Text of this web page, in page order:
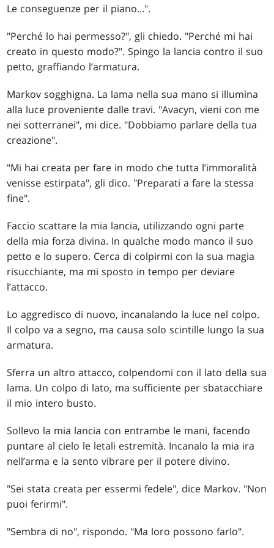
Le conseguenze per il piano...".
"Perché lo hai permesso?", gli chiedo. "Perché mi hai
creato in questo modo?". Spingo la lancia contro il suo
petto, graffiando l’armatura.
Markov sogghigna. La lama nella sua mano si illumina
alla luce proveniente dalle travi. "Avacyn, vieni con me
nei sotterranei", mi dice. "Dobbiamo parlare della tua
creazione".
"Mi hai creata per fare in modo che tutta l’immoralità
venisse estirpata", gli dico. "Preparati a fare la stessa
fine".
Faccio scattare la mia lancia, utilizzando ogni parte
della mia forza divina. In qualche modo manco il suo
petto e lo supero. Cerca di colpirmi con la sua magia
risucchiante, ma mi sposto in tempo per deviare
l’attacco.
Lo aggredisco di nuovo, incanalando la luce nel colpo.
Il colpo va a segno, ma causa solo scintille lungo la sua
armatura.
Sferra un altro attacco, colpendomi con il lato della sua
lama. Un colpo di lato, ma sufficiente per sbatacchiare
il mio intero busto.
Sollevo la mia lancia con entrambe le mani, facendo
puntare al cielo le letali estremità. Incanalo la mia ira
nell’arma e la sento vibrare per il potere divino.
"Sei stata creata per essermi fedele", dice Markov. "Non
puoi ferirmi".
"Sembra di no", rispondo. "Ma loro possono farlo".